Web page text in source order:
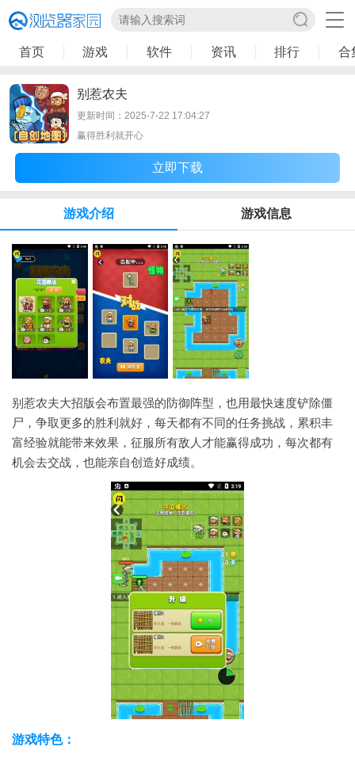
首页 游戏 软件 资讯 排行 合
别惹农夫
更新时间：2025-7-22 17:04:27
赢得胜利就开心
立即下载
游戏介绍 游戏信息
别惹农夫大招版会布置最强的防御阵型，也用最快速度铲除僵
尸，争取更多的胜利就好，每天都有不同的任务挑战，累积丰
富经验就能带来效果，征服所有敌人才能赢得成功，每次都有
机会去交战，也能亲自创造好成绩。
游戏特色：